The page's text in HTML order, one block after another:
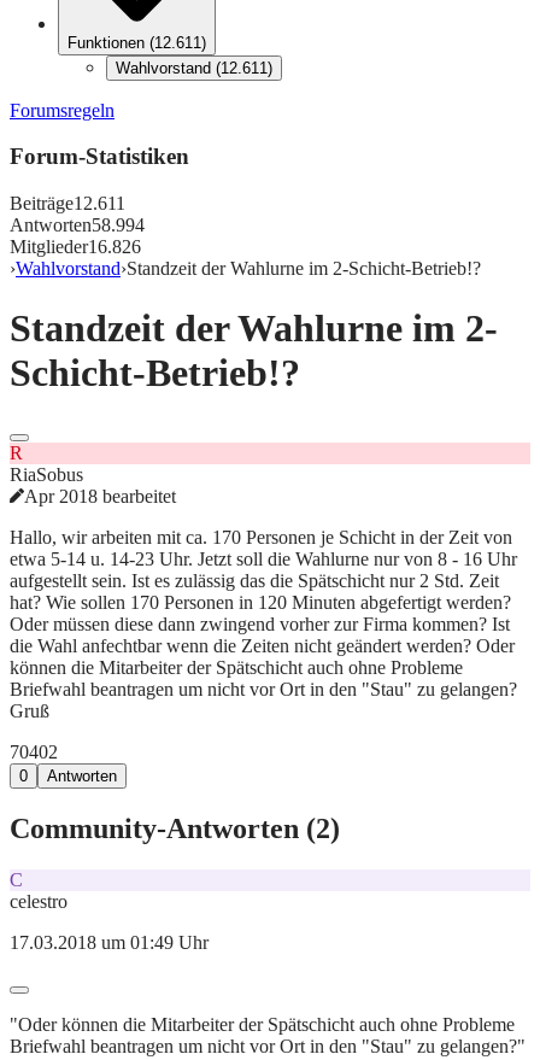
Funktionen (12.611)
Wahlvorstand (12.611)
Forumsregeln
Forum-Statistiken
Beiträge12.611
Antworten58.994
Mitglieder16.826
›Wahlvorstand›Standzeit der Wahlurne im 2-Schicht-Betrieb!?
Standzeit der Wahlurne im 2-
Schicht-Betrieb!?
R
RiaSobus
Apr 2018 bearbeitet
Hallo, wir arbeiten mit ca. 170 Personen je Schicht in der Zeit von
etwa 5-14 u. 14-23 Uhr. Jetzt soll die Wahlurne nur von 8 - 16 Uhr
aufgestellt sein. Ist es zulässig das die Spätschicht nur 2 Std. Zeit
hat? Wie sollen 170 Personen in 120 Minuten abgefertigt werden?
Oder müssen diese dann zwingend vorher zur Firma kommen? Ist
die Wahl anfechtbar wenn die Zeiten nicht geändert werden? Oder
können die Mitarbeiter der Spätschicht auch ohne Probleme
Briefwahl beantragen um nicht vor Ort in den "Stau" zu gelangen?
Gruß
70402
0 Antworten
Community-Antworten (2)
C
celestro
17.03.2018 um 01:49 Uhr
"Oder können die Mitarbeiter der Spätschicht auch ohne Probleme
Briefwahl beantragen um nicht vor Ort in den "Stau" zu gelangen?"